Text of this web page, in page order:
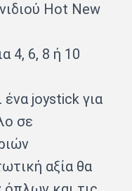
Hot New
4, 6, 8 ή 10
ένα joystick για
σε
αξία θα